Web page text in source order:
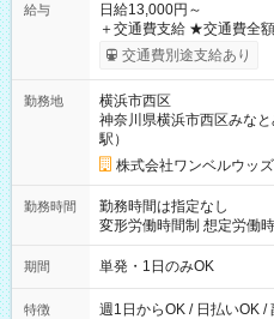
給与
日給13,000円～
＋交通費支給 ★交通費全額支給！ ┗案件により規定あり ★日払
いOK！（規定あり） ┗働
ンビニATMから 日払い分を引き落
交通費別途支給あり
勤務地
横浜市西区
神奈川県横浜市西区みな
駅）
株式会社ワンベルウッズ
勤務時間
勤務時間は指定なし
変形労働時間制 想定労働時間160時間/月
～21：00
期間 単発・1日のみOK
特徴
週1日からOK / 日払いOK /